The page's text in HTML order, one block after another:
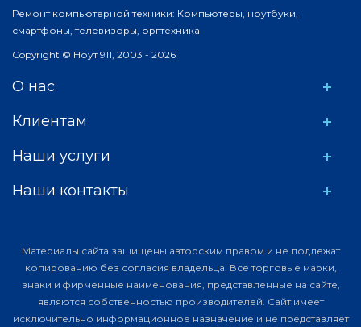
Ремонт компьютерной техники: Компьютеры, ноутбуки,
смартфоны, телевизоры, оргтехника
Copyright © Ноут 911, 2003 - 2026
О нас
Клиентам
Наши услуги
Наши контакты
Материалы сайта защищены авторским правом и не подлежат
копированию без согласия владельца. Все торговые марки,
знаки и фирменные наименования, представленные на сайте,
являются собственностью производителей. Сайт имеет
исключительно информационное назначение и не представляет